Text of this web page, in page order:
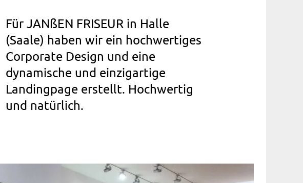
Für JANßEN FRISEUR in Halle
(Saale) haben wir ein hochwertiges
Corporate Design und eine
dynamische und einzigartige
Landingpage erstellt. Hochwertig
und natürlich.